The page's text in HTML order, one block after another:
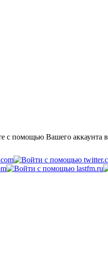
с помощью Вашего аккаунта